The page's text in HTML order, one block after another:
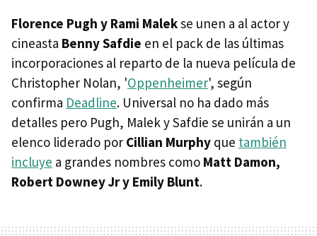
Florence Pugh y Rami Malekse unen a al actor y
cineasta Benny Safdie en el pack de las últimas
incorporaciones al reparto de la nueva película de
Christopher Nolan, 'Oppenheimer', según
confirma Deadline. Universal no ha dado más
detalles pero Pugh, Malek y Safdie se unirán a un
elenco liderado por Cillian Murphy que también
incluye a grandes nombres como Matt Damon,
Robert Downey Jr y Emily Blunt.